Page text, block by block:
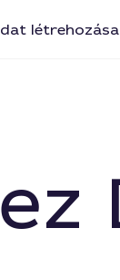
létrehozása